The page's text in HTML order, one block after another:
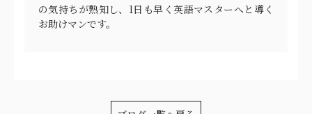
の気持ちが熟知し、1日も早く英語マスターへと導く
お助けマンです。